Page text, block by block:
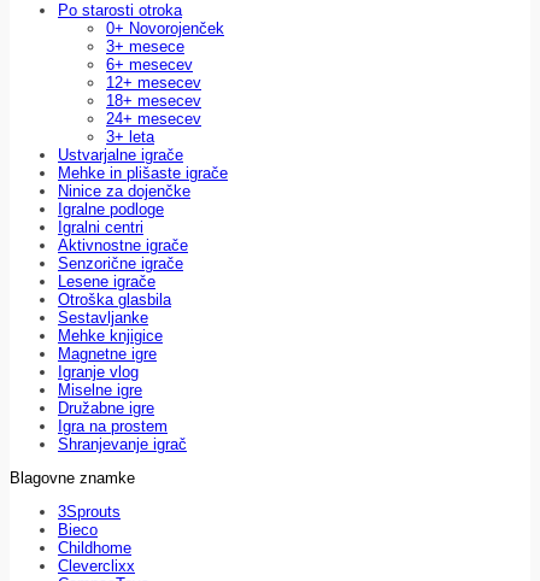
Po starosti otroka
0+ Novorojenček
3+ mesece
6+ mesecev
12+ mesecev
18+ mesecev
24+ mesecev
3+ leta
Ustvarjalne igrače
Mehke in plišaste igrače
Ninice za dojenčke
Igralne podloge
Igralni centri
Aktivnostne igrače
Senzorične igrače
Lesene igrače
Otroška glasbila
Sestavljanke
Mehke knjigice
Magnetne igre
Igranje vlog
Miselne igre
Družabne igre
Igra na prostem
Shranjevanje igrač
Blagovne znamke
3Sprouts
Bieco
Childhome
Cleverclixx